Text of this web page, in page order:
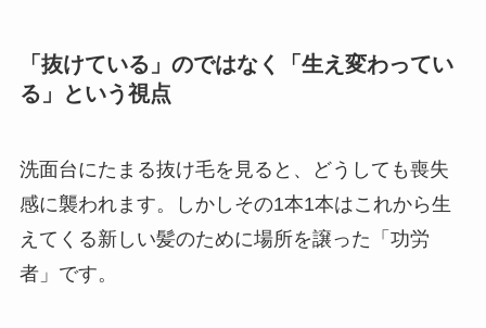
「抜けている」のではなく「生え変わってい
る」という視点
洗面台にたまる抜け毛を見ると、どうしても喪失
感に襲われます。しかしその1本1本はこれから生
えてくる新しい髪のために場所を譲った「功労
者」です。